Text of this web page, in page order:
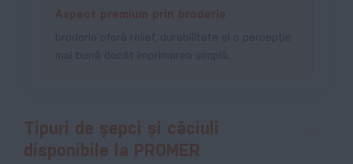
Aspect premium prin broderie
Tipuri de șepci și căciuli
disponibile la PROMER